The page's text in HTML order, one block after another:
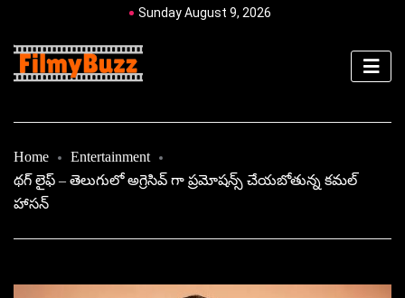
Sunday August 9, 2026
Home
Entertainment
థగ్ లైఫ్ – తెలుగులో అగ్రెసివ్ గా ప్రమోషన్స్ చేయబోతున్న కమల్
హాసన్